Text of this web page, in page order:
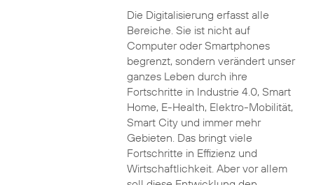
Die Digitalisierung erfasst alle
Bereiche. Sie ist nicht auf
Computer oder Smartphones
begrenzt, sondern verändert unser
ganzes Leben durch ihre
Fortschritte in Industrie 4.0, Smart
Home, E-Health, Elektro-Mobilität,
Smart City und immer mehr
Gebieten. Das bringt viele
Fortschritte in Effizienz und
Wirtschaftlichkeit. Aber vor allem